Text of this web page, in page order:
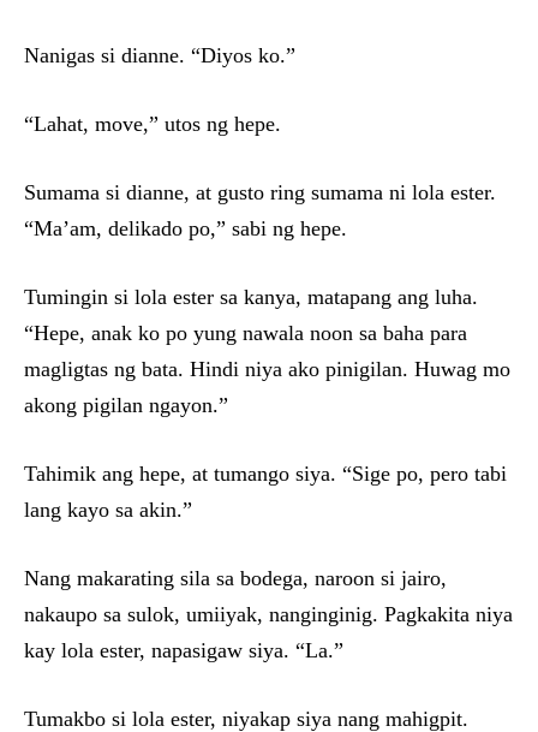
Nanigas si dianne. “Diyos ko.”
“Lahat, move,” utos ng hepe.
Sumama si dianne, at gusto ring sumama ni lola ester.
“Ma’am, delikado po,” sabi ng hepe.
Tumingin si lola ester sa kanya, matapang ang luha.
“Hepe, anak ko po yung nawala noon sa baha para
magligtas ng bata. Hindi niya ako pinigilan. Huwag mo
akong pigilan ngayon.”
Tahimik ang hepe, at tumango siya. “Sige po, pero tabi
lang kayo sa akin.”
Nang makarating sila sa bodega, naroon si jairo,
nakaupo sa sulok, umiiyak, nanginginig. Pagkakita niya
kay lola ester, napasigaw siya. “La.”
Tumakbo si lola ester, niyakap siya nang mahigpit.